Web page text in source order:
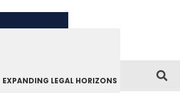
EXPANDING LEGAL HORIZONS